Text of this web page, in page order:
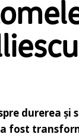
durerea
fost